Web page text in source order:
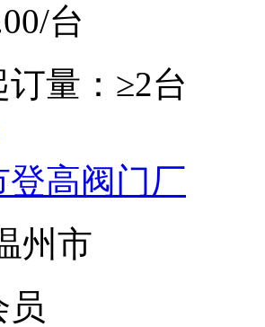
/台
量： ≥2台
登高阀门厂
州市
员